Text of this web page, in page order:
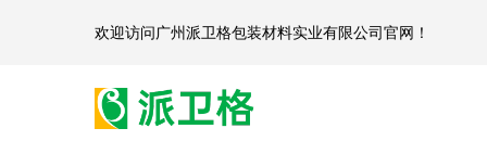
欢迎访问广州派卫格包装材料实业有限公司官网